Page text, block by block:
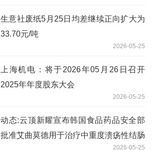
生意社废纸5月25日均差继续正向扩大为
33.70元/吨
2026-05-25
上海机电：将于2026年05月26日召开
2025年年度股东大会
2026-05-25
动态:云顶新耀宣布韩国食品药品安全部
批准艾曲莫德用于治疗中重度溃疡性结肠
2026-05-25